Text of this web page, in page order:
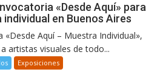
«Desde Aquí» para
en Buenos Aires
Aquí – Muestra Individual»,
artistas visuales de todo...
Exposiciones